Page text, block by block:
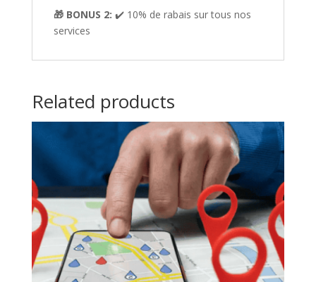
🎁 BONUS 2: ✔️ 10% de rabais sur tous nos
services
Related products